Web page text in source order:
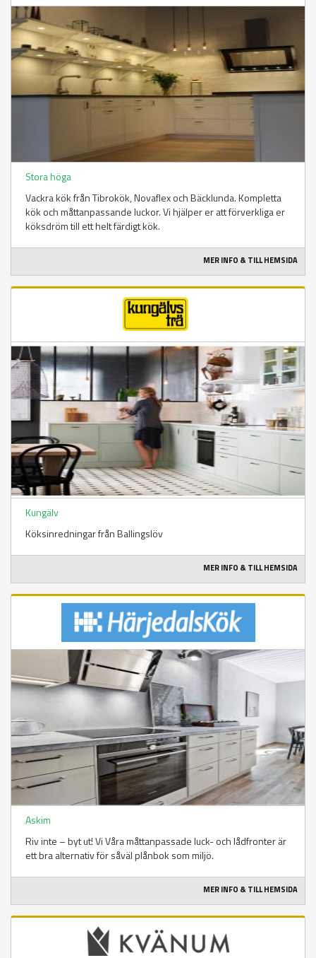
Stora höga
Vackra kök från Tibrokök, Novaflex och Bäcklunda. Kompletta
kök och måttanpassande luckor. Vi hjälper er att förverkliga er
köksdröm till ett helt färdigt kök.
MER INFO & TILL HEMSIDA
Kungälv
Köksinredningar från Ballingslöv
MER INFO & TILL HEMSIDA
Askim
Riv inte – byt ut! Vi Våra måttanpassade luck- och lådfronter är
ett bra alternativ för såväl plånbok som miljö.
MER INFO & TILL HEMSIDA